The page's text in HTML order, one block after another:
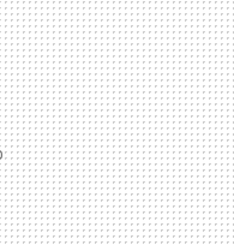
MAIL